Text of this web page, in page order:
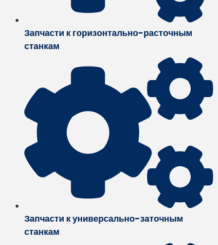
Запчасти к горизонтально-расточным
станкам
Запчасти к универсально-заточным
станкам